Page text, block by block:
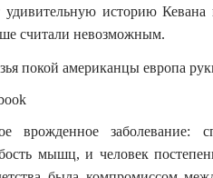
удивительную историю
считали невозможным.
врожденное заболевание:
мышц, и человек